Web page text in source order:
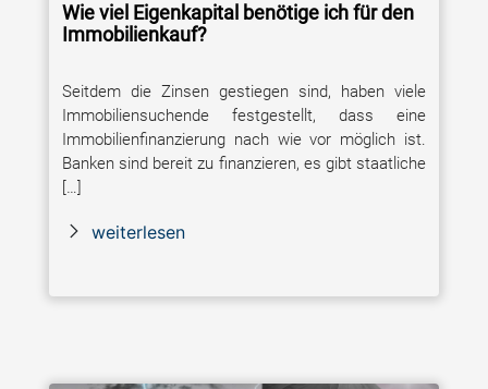
Wie viel Eigenkapital benötige ich für den
Immobilienkauf?
Seitdem die Zinsen gestiegen sind, haben viele
Immobiliensuchende festgestellt, dass eine
Immobilienfinanzierung nach wie vor möglich ist.
Banken sind bereit zu finanzieren, es gibt staatliche
[…]
weiterlesen